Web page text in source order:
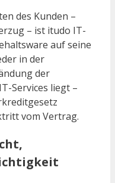
des Kunden –
– ist itudo IT-
auf seine
in der
der
Services liegt –
vom Vertrag.